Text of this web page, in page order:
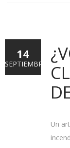
Un
14
SEPTIEMBRE